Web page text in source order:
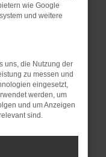
Werbeblocker,
Seiten
Seite in einem
privaten
zu beheben.
wie Google
und weitere
uns, die Nutzung der
zu messen und
eingesetzt,
werden, um
und um Anzeigen
sind.